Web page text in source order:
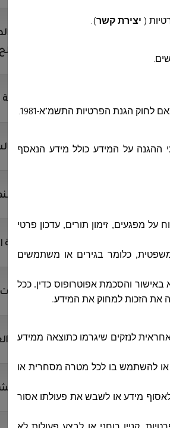
قسم
المصالح
قسم
وحدة
القوى
( יצירת קשר)
.
.
הגנת הפרטיות התשמ"א-1981 .
ההגנה על המידע כולל מידע הנאסף
מפגעים, זימון תורים, עדכון פרטי
כלומר בגירים או משתמשים
והשירותים המוצעים בו אינו מיועד לקטינים מתחת לגיל 18, אלא באישור והסכמת אפוטרופוס כדין. ככל
את הזכות למחוק את המידע.
לנזקים שיגרמו כתוצאה ממידע
להשתמש בו לכל מטרה מסחרית או
לאסוף מידע או לשבש את פעולתו אסור